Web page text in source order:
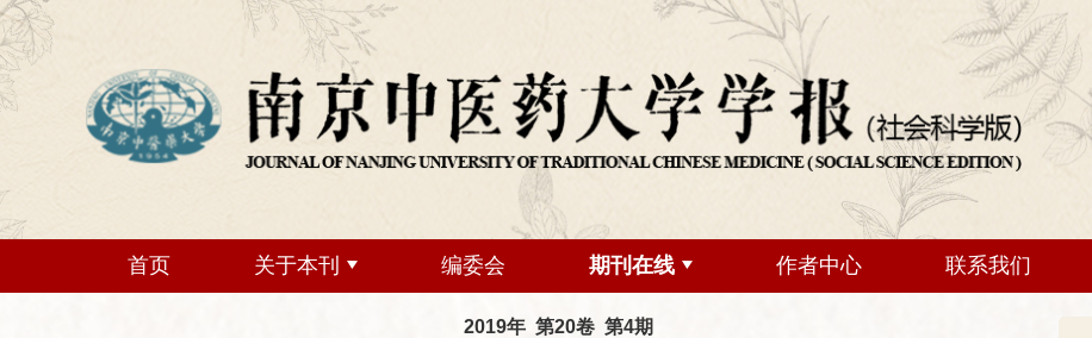
首页 关于本刊 编委会 期刊在线 作者中心 联系我们
2019年 第20卷 第4期